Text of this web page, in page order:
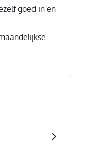
goed in en